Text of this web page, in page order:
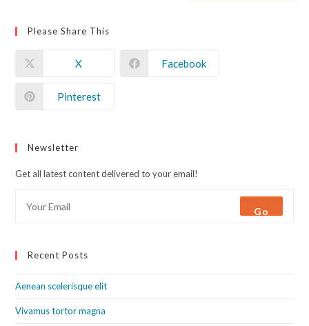
Please Share This
X Facebook
Pinterest
Newsletter
Get all latest content delivered to your email!
Go
Recent Posts
Aenean scelerisque elit
Vivamus tortor magna